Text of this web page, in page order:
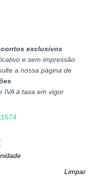
exclusivos
e sem impressão
a nossa página de
IVA à taxa em vigor
Limpar